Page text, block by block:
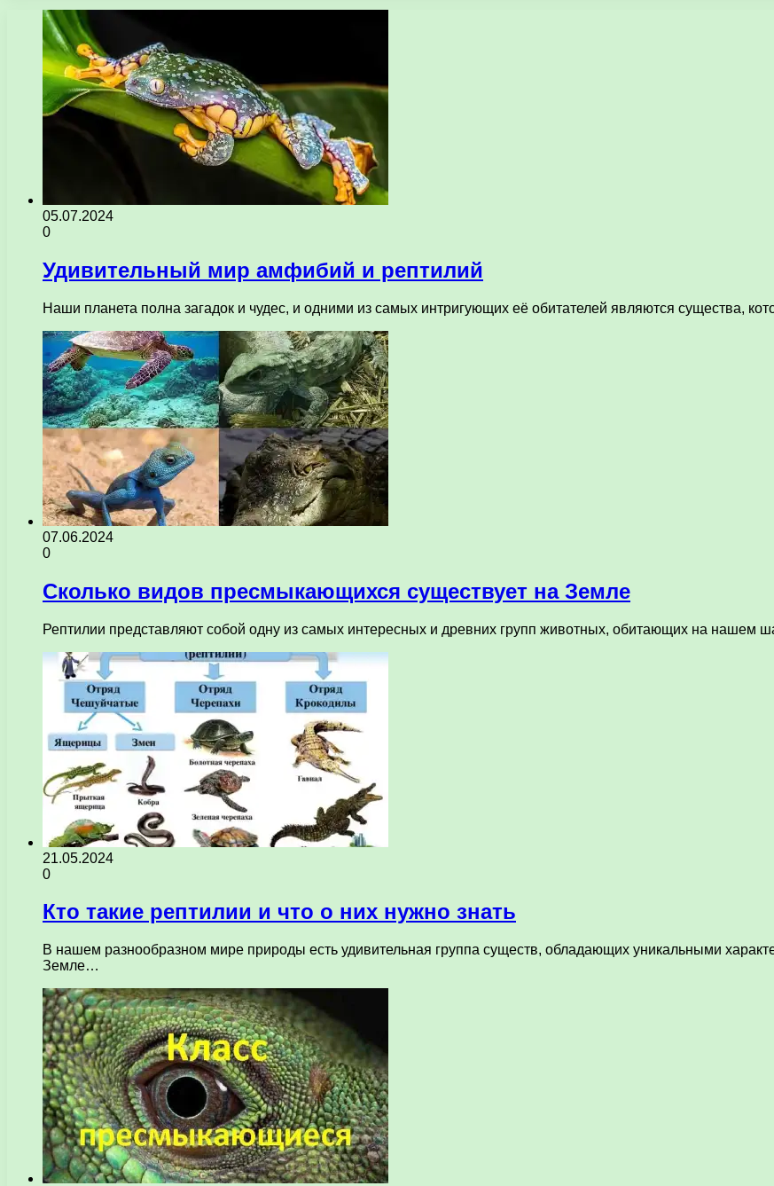
05.07.2024
0
Удивительный мир амфибий и рептилий
Наши планета полна загадок и чудес, и одними из самых интригующих её обитателей являются существа,
07.06.2024
0
Сколько видов пресмыкающихся существует на Земле
Рептилии представляют собой одну из самых интересных и древних групп животных, обитающих на нашем
21.05.2024
0
Кто такие рептилии и что о них нужно знать
В нашем разнообразном мире природы есть удивительная группа существ, обладающих уникальными
Земле…